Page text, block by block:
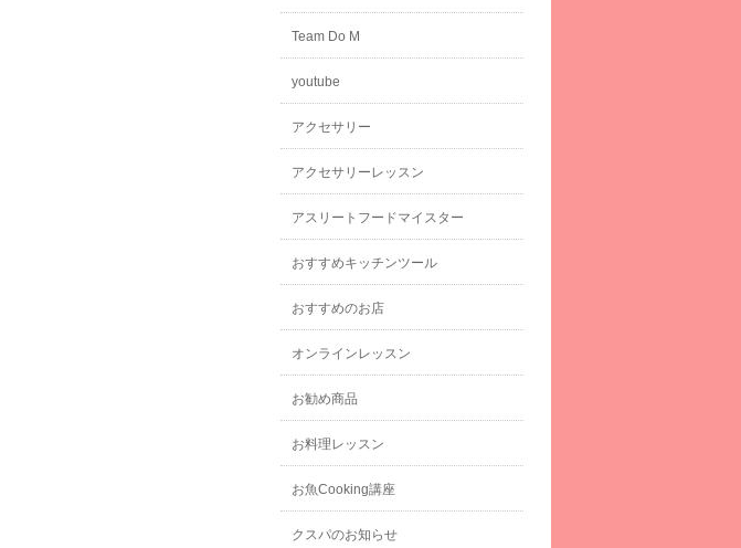
Team Do M
youtube
アクセサリー
アクセサリーレッスン
アスリートフードマイスター
おすすめキッチンツール
おすすめのお店
オンラインレッスン
お勧め商品
お料理レッスン
お魚Cooking講座
クスパのお知らせ